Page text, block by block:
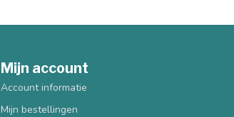
Mijn account
Account informatie
Mijn bestellingen